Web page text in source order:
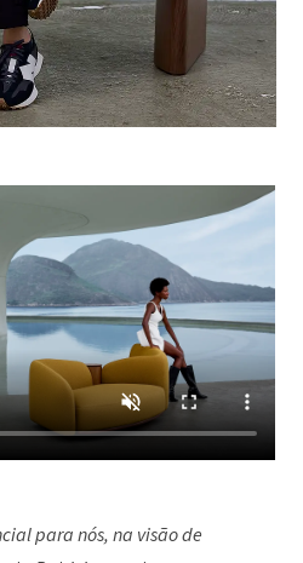
para nós, na visão de